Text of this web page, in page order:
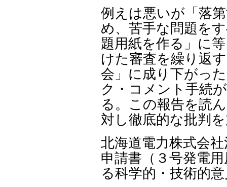
例えは悪いが「落
め、苦手な問題を
題用紙を作る」に
けた審査を繰り返
会」に成り下がっ
ク・コメント手続
る。この報告を読
対し徹底的な批判
北海道電力株式会
申請書（３号発電
る科学的・技術的